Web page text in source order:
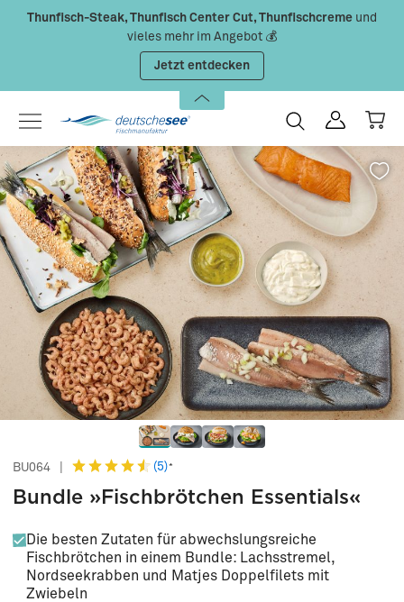
Zum Hauptinhalt springen
Thunfisch-Steak, Thunfisch Center Cut, Thunfischcreme und
vieles mehr im Angebot 💰
Jetzt entdecken
BU064 (5)*
Bundle »Fischbrötchen Essentials«
Die besten Zutaten für abwechslungsreiche
Fischbrötchen in einem Bundle: Lachsstremel,
Nordseekrabben und Matjes Doppelfilets mit
Zwiebeln